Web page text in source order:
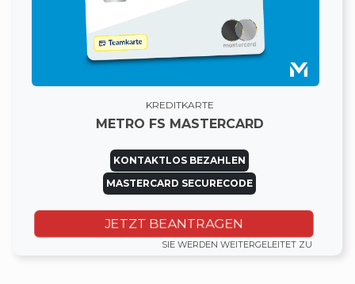
KREDITKARTE
METRO FS MASTERCARD
KONTAKTLOS BEZAHLEN
MASTERCARD SECURECODE
JETZT BEANTRAGEN
SIE WERDEN WEITERGELEITET ZU